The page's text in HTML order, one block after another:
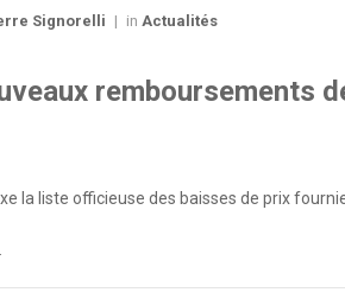
Signorelli in Actualités
remboursements
la liste officieuse des baisses de prix fournie